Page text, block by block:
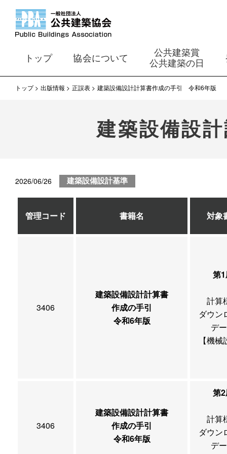
トップ 協会について
公共建築賞
公共建築の日
トップ 出版情報 正誤表 建築設備設計計算書作成の手引 令和6年版
建築設備設
2026/06/26 建築設備設計基準
管理コード 書籍名 対象
3406
建築設備設計計算書
作成の手引
令和6年版
第
計算
ダウン
デ
【機
3406
建築設備設計計算書
作成の手引
令和6年版
第
計算
ダウン
デ